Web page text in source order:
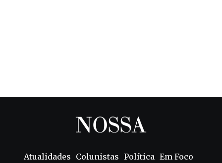
Atualidades Colunistas Política Em Foco